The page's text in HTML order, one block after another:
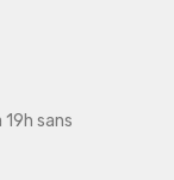
sans